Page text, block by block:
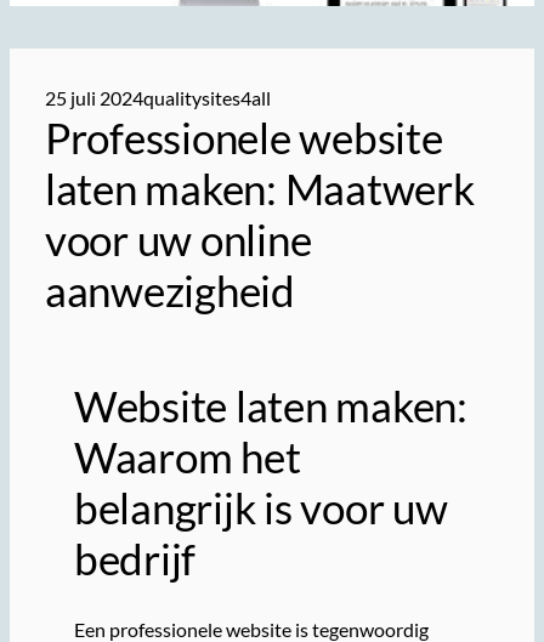
25 juli 2024qualitysites4all
Professionele website
laten maken: Maatwerk
voor uw online
aanwezigheid
Website laten maken:
Waarom het
belangrijk is voor uw
bedrijf
Een professionele website is tegenwoordig